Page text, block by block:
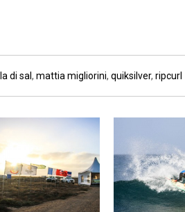
di sal , mattia migliorini, quiksilver, ripcurl